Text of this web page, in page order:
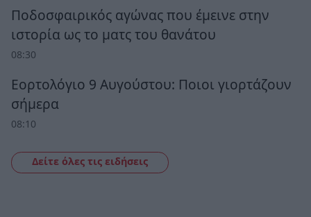
Ποδοσφαιρικός αγώνας που έμεινε στην
ιστορία ως το ματς του θανάτου
08:30
Εορτολόγιο 9 Αυγούστου: Ποιοι γιορτάζουν
σήμερα
08:10
Δείτε όλες τις ειδήσεις